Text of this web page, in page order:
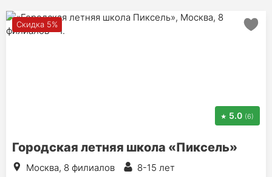
Скидка 5%
5.0 (6)
Городская летняя школа «Пиксель»
Москва, 8 филиалов
8-15 лет